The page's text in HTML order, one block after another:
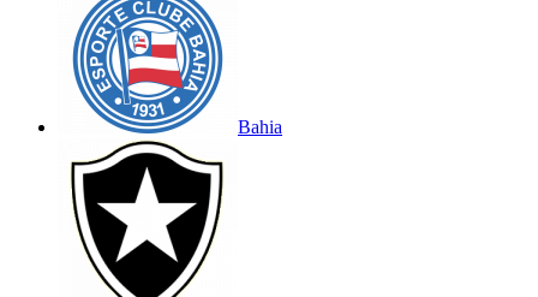
Bahia